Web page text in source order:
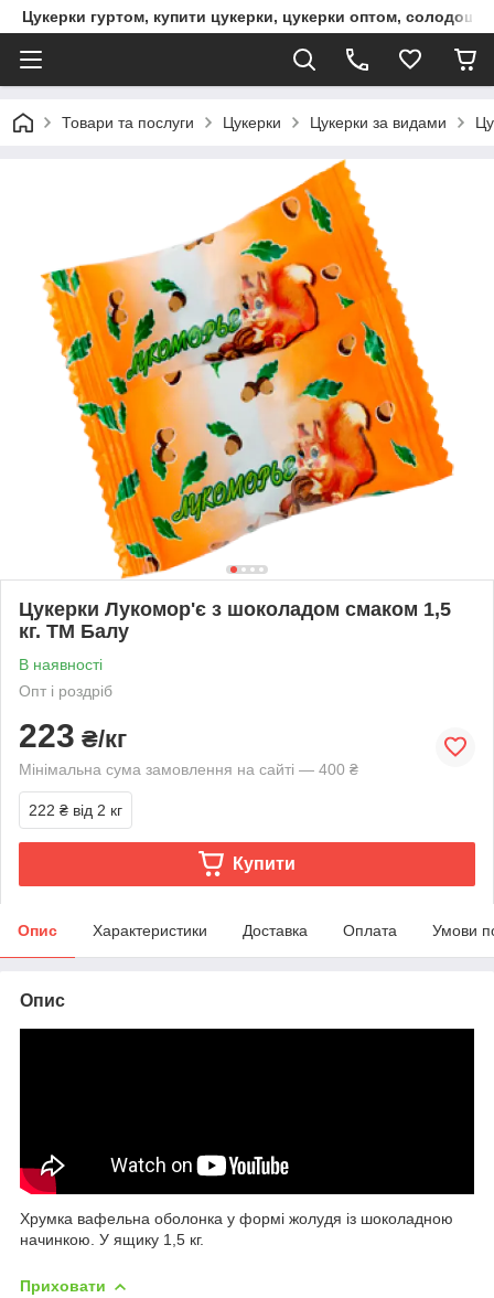
Цукерки гуртом, купити цукерки, цукерки оптом, солодощі
Товари та послуги Цукерки Цукерки за видами
Цукерки Лукомор'є з шоколадом смаком 1,5
кг. ТМ Балу
В наявності
Опт і роздріб
223 ₴/кг
Мінімальна сума замовлення на сайті — 400 ₴
222 ₴ від 2 кг
Купити
Опис Характеристики Доставка Оплата Умови
Опис
Хрумка вафельна оболонка у формі жолудя із шоколадною
начинкою. У ящику 1,5 кг.
Приховати